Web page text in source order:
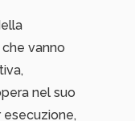
vanno
nel suo